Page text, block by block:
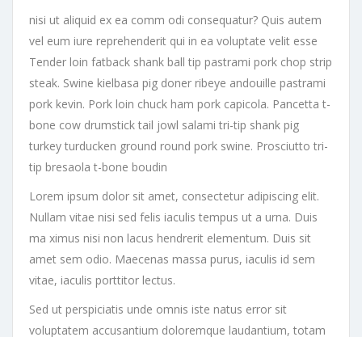
nisi ut aliquid ex ea comm odi consequatur? Quis autem
vel eum iure reprehenderit qui in ea voluptate velit esse
Tender loin fatback shank ball tip pastrami pork chop strip
steak. Swine kielbasa pig doner ribeye andouille pastrami
pork kevin. Pork loin chuck ham pork capicola. Pancetta t-
bone cow drumstick tail jowl salami tri-tip shank pig
turkey turducken ground round pork swine. Prosciutto tri-
tip bresaola t-bone boudin
Lorem ipsum dolor sit amet, consectetur adipiscing elit.
Nullam vitae nisi sed felis iaculis tempus ut a urna. Duis
ma ximus nisi non lacus hendrerit elementum. Duis sit
amet sem odio. Maecenas massa purus, iaculis id sem
vitae, iaculis porttitor lectus.
Sed ut perspiciatis unde omnis iste natus error sit
voluptatem accusantium doloremque laudantium, totam